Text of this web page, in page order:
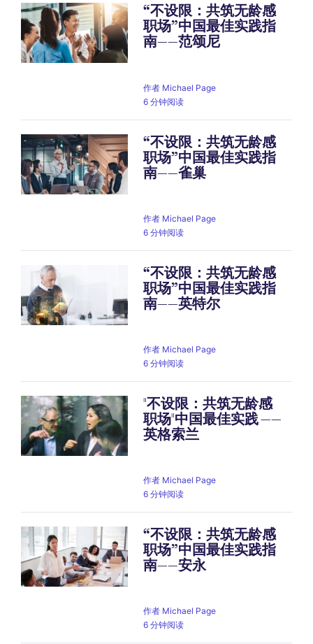
“不设限：共筑无龄感
职场”中国最佳实践指
南——范颂尼
作者 Michael Page
6 分钟阅读
“不设限：共筑无龄感
职场”中国最佳实践指
南——雀巢
作者 Michael Page
6 分钟阅读
“不设限：共筑无龄感
职场”中国最佳实践指
南——英特尔
作者 Michael Page
6 分钟阅读
"不设限：共筑无龄感
职场"中国最佳实践 ——
英格索兰
作者 Michael Page
6 分钟阅读
“不设限：共筑无龄感
职场”中国最佳实践指
南——安永
作者 Michael Page
6 分钟阅读